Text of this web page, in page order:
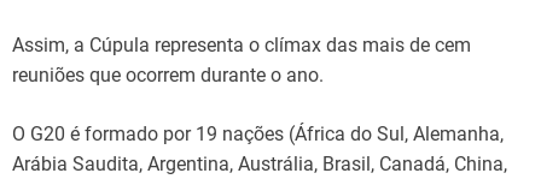
Assim, a Cúpula representa o clímax das mais de cem
reuniões que ocorrem durante o ano.
O G20 é formado por 19 nações (África do Sul, Alemanha,
Arábia Saudita, Argentina, Austrália, Brasil, Canadá, China,